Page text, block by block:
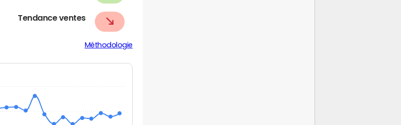
Tendance ventes
Méthodologie